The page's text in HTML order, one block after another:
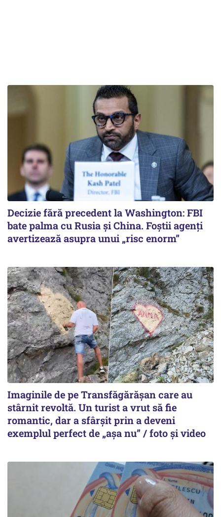
Decizie fără precedent la Washington: FBI
bate palma cu Rusia și China. Foștii agenți
avertizează asupra unui „risc enorm”
Imaginile de pe Transfăgărășan care au
stârnit revoltă. Un turist a vrut să fie
romantic, dar a sfârșit prin a deveni
exemplul perfect de „așa nu” / foto și video